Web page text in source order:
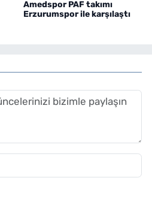
Amedspor PAF takımı
Erzurumspor ile karşılaştı